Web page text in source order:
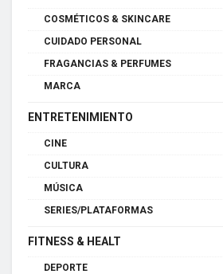
COSMÉTICOS & SKINCARE
CUIDADO PERSONAL
FRAGANCIAS & PERFUMES
MARCA
ENTRETENIMIENTO
CINE
CULTURA
MÚSICA
SERIES/PLATAFORMAS
FITNESS & HEALT
DEPORTE